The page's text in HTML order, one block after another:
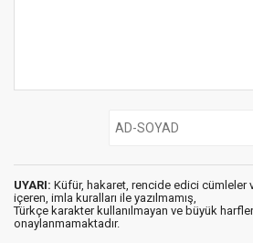
UYARI: Küfür, hakaret, rencide edici cümleler
içeren, imla kuralları ile yazılmamış,
Türkçe karakter kullanılmayan ve büyük
onaylanmamaktadır.